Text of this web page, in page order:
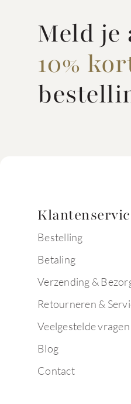
Meld je
10%
Bestelling
Betaling
Verzending &
Retourneren &
Veelgestelde vragen
Blog
Contact